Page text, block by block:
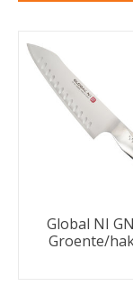
Carrousel van
Global NI
Groente/